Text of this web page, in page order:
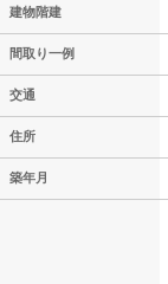
建物階建
間取り一例
交通
住所
築年月